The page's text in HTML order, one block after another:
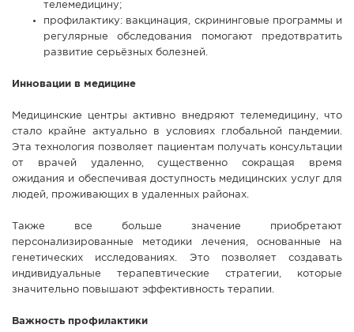
телемедицину;
профилактику: вакцинация, скрининговые программы и
регулярные обследования помогают предотвратить
развитие серьёзных болезней.
Инновации в медицине
Медицинские центры активно внедряют телемедицину, что
стало крайне актуально в условиях глобальной пандемии.
Эта технология позволяет пациентам получать консультации
от врачей удаленно, существенно сокращая время
ожидания и обеспечивая доступность медицинских услуг для
людей, проживающих в удаленных районах.
Также все больше значение приобретают
персонализированные методики лечения, основанные на
генетических исследованиях. Это позволяет создавать
индивидуальные терапевтические стратегии, которые
значительно повышают эффективность терапии.
Важность профилактики